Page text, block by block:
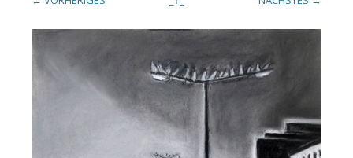
Nachtigall